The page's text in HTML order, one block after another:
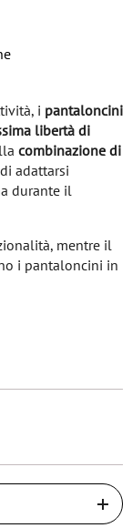
i pantaloncini
libertà di
combinazione di
adattarsi
durante il
mentre il
i pantaloncini in